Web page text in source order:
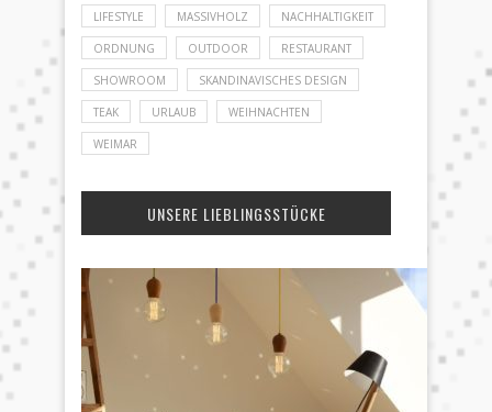
LIFESTYLE MASSIVHOLZ NACHHALTIGKEIT
ORDNUNG OUTDOOR RESTAURANT
SHOWROOM SKANDINAVISCHES DESIGN
TEAK URLAUB WEIHNACHTEN
WEIMAR
UNSERE LIEBLINGSSTÜCKE